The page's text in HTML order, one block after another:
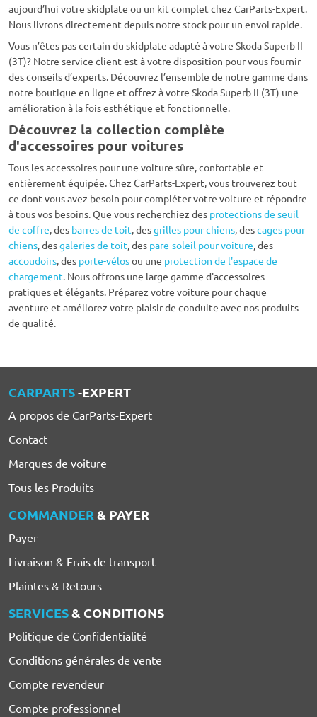
aujourd’hui votre skidplate ou un kit complet chez CarParts-Expert.
Nous livrons directement depuis notre stock pour un envoi rapide.
Vous n’êtes pas certain du skidplate adapté à votre Skoda Superb II
(3T)? Notre service client est à votre disposition pour vous fournir
des conseils d’experts. Découvrez l’ensemble de notre gamme dans
notre boutique en ligne et offrez à votre Skoda Superb II (3T) une
amélioration à la fois esthétique et fonctionnelle.
Découvrez la collection complète
d'accessoires pour voitures
Tous les accessoires pour une voiture sûre, confortable et
entièrement équipée. Chez CarParts-Expert, vous trouverez tout
ce dont vous avez besoin pour compléter votre voiture et répondre
à tous vos besoins. Que vous recherchiez des protections de seuil
de coffre, des barres de toit, desgrilles pour chiens, descages pour
chiens, desgaleries de toit, des pare-soleil pour voiture, des
accoudoirs, des porte-vélosou une protection de l'espace de
chargement. Nous offrons une large gamme d'accessoires
pratiques et élégants. Préparez votre voiture pour chaque
aventure et améliorez votre plaisir de conduite avec nos produits
de qualité.
CARPARTS-EXPERT
A propos de CarParts-Expert
Contact
Marques de voiture
Tous les Produits
COMMANDER & PAYER
Payer
Livraison & Frais de transport
Plaintes & Retours
SERVICES& CONDITIONS
Politique de Confidentialité
Conditions générales de vente
Compte revendeur
Compte professionnel